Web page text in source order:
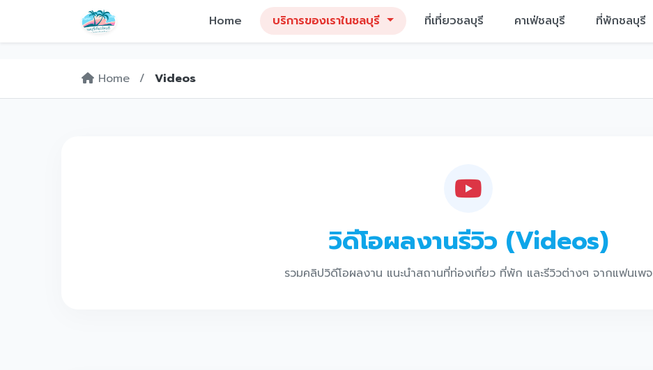
Home บริการของเราในชลบุรี ที่เที่ยวชลบุรี คาเฟ่ชลบุรี ที่พักชลบุรี
Home / Videos
วิดีโอผลงานรีวิว (Videos)
รวมคลิปวิดีโอผลงาน แนะนำสถานที่ท่องเที่ยว ที่พัก และรีวิวต่างๆ จากแฟนเพจ